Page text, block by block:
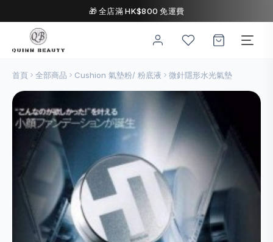
🎁 全店滿 HK$800 免運費
首頁 全部商品 Cushion 氣墊粉/ 粉底液 微針隱形水光氣墊